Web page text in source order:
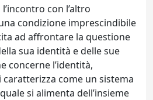
con l’altro
condizione imprescindibile
ad affrontare la questione
sua identità e delle sue
concerne l’identità,
caratterizza come un sistema
si alimenta dell’insieme